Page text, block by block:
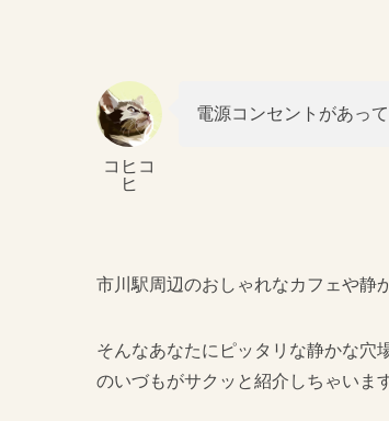
コヒコ
ヒ
電源コンセントがあっ
市川駅周辺のおしゃれなカフェや静
そんなあなたにピッタリな静かな
のいづもがサクッと紹介しちゃいます